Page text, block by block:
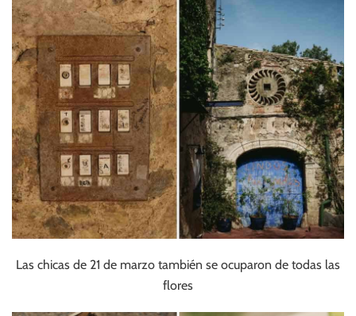
Las chicas de 21 de marzo también se ocuparon de todas las
flores